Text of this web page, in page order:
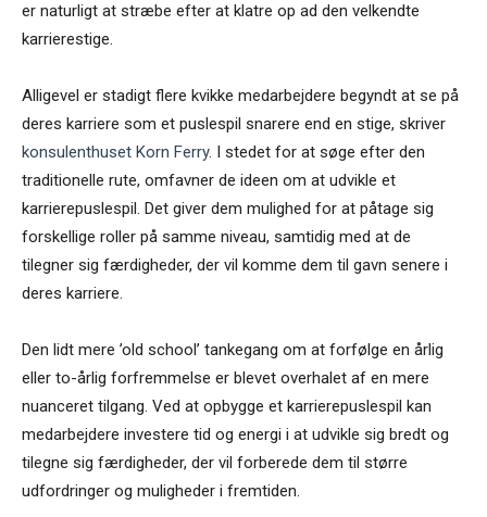
er naturligt at stræbe efter at klatre op ad den vel­kendte
karrierestige.
Alligevel er stadigt flere kvikke medarbejdere begyndt at se på
deres karriere som et puslespil snarere end en stige, skriver
konsulenthuset Korn Ferry. I stedet for at søge efter den
traditionelle rute, omfavner de ideen om at udvikle et
karrierepuslespil. Det giver dem mulighed for at påtage sig
forskellige roller på samme niveau, samtidig med at de
tilegner sig færdigheder, der vil komme dem til gavn senere i
deres karriere.
Den lidt mere ’old school’ tankegang om at forfølge en årlig
eller to-årlig forfremmelse er blevet overhalet af en mere
nuanceret tilgang. Ved at opbygge et karrierepusle­spil kan
medarbejdere investere tid og energi i at udvikle sig bredt og
tilegne sig færdigheder, der vil forberede dem til større
udfordringer og muligheder i fremtiden.